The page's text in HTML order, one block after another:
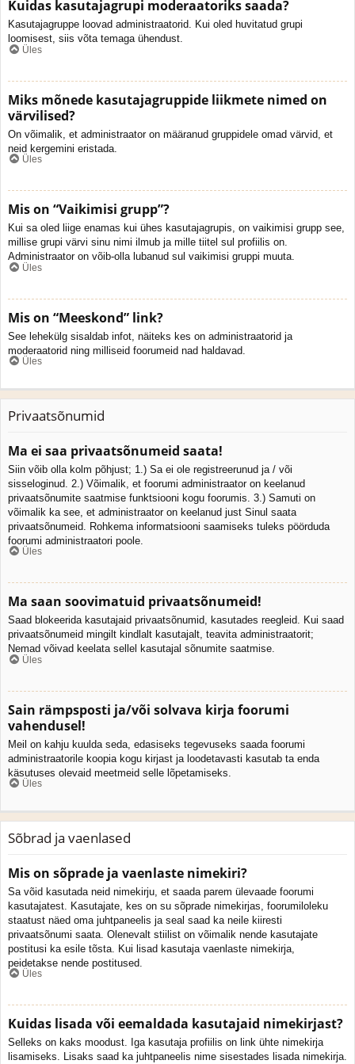
Kuidas kasutajagrupi moderaatoriks saada?
Kasutajagruppe loovad administraatorid. Kui oled huvitatud grupi
loomisest, siis võta temaga ühendust.
Üles
Miks mõnede kasutajagruppide liikmete nimed on
värvilised?
On võimalik, et administraator on määranud gruppidele omad värvid, et
neid kergemini eristada.
Üles
Mis on “Vaikimisi grupp”?
Kui sa oled liige enamas kui ühes kasutajagrupis, on vaikimisi grupp see,
millise grupi värvi sinu nimi ilmub ja mille tiitel sul profiilis on.
Administraator on võib-olla lubanud sul vaikimisi gruppi muuta.
Üles
Mis on “Meeskond” link?
See lehekülg sisaldab infot, näiteks kes on administraatorid ja
moderaatorid ning milliseid foorumeid nad haldavad.
Üles
Privaatsõnumid
Ma ei saa privaatsõnumeid saata!
Siin võib olla kolm põhjust; 1.) Sa ei ole registreerunud ja / või
sisseloginud. 2.) Võimalik, et foorumi administraator on keelanud
privaatsõnumite saatmise funktsiooni kogu foorumis. 3.) Samuti on
võimalik ka see, et administraator on keelanud just Sinul saata
privaatsõnumeid. Rohkema informatsiooni saamiseks tuleks pöörduda
foorumi administraatori poole.
Üles
Ma saan soovimatuid privaatsõnumeid!
Saad blokeerida kasutajaid privaatsõnumid, kasutades reegleid. Kui saad
privaatsõnumeid mingilt kindlalt kasutajalt, teavita administraatorit;
Nemad võivad keelata sellel kasutajal sõnumite saatmise.
Üles
Sain rämpsposti ja/või solvava kirja foorumi
vahendusel!
Meil on kahju kuulda seda, edasiseks tegevuseks saada foorumi
administraatorile koopia kogu kirjast ja loodetavasti kasutab ta enda
käsutuses olevaid meetmeid selle lõpetamiseks.
Üles
Sõbrad ja vaenlased
Mis on sõprade ja vaenlaste nimekiri?
Sa võid kasutada neid nimekirju, et saada parem ülevaade foorumi
kasutajatest. Kasutajate, kes on su sõprade nimekirjas, foorumiloleku
staatust näed oma juhtpaneelis ja seal saad ka neile kiiresti
privaatsõnumi saata. Olenevalt stiilist on võimalik nende kasutajate
postitusi ka esile tõsta. Kui lisad kasutaja vaenlaste nimekirja,
peidetakse nende postitused.
Üles
Kuidas lisada või eemaldada kasutajaid nimekirjast?
Selleks on kaks moodust. Iga kasutaja profiilis on link ühte nimekirja
lisamiseks. Lisaks saad ka juhtpaneelis nime sisestades lisada nimekirja.